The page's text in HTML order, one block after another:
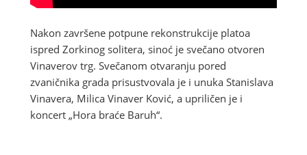
Nakon završene potpune rekonstrukcije platoa
ispred Zorkinog solitera, sinoć je svečano otvoren
Vinaverov trg. Svečanom otvaranju pored
zvaničnika grada prisustvovala je i unuka Stanislava
Vinavera, Milica Vinaver Ković, a upriličen je i
koncert „Hora braće Baruh“.